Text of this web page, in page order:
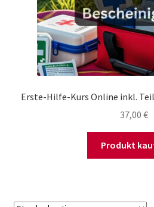
Erste-Hilfe-Kurs Online inkl.
37,00 €
Produkt